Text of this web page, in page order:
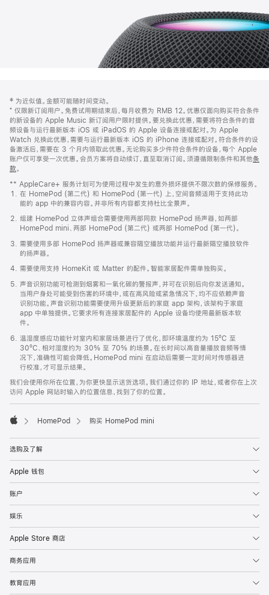
页
页
脚
注
‡ 为近似值。金额可能随时间变动。
⁺ 仅限新订阅用户。免费试用期结束后，每月收费为 RMB 12。优惠仅面向购买符合条件
的新设备的 Apple Music 新订阅用户限时提供。要兑换此优惠，需要将符合条件的音
频设备与运行最新版本 iOS 或 iPadOS 的 Apple 设备连接或配对。为 Apple
Watch 兑换此优惠，需要与运行最新版本 iOS 的 iPhone 连接或配对。符合条件的设
备激活后，需要在 3 个月内领取此优惠。无论购买多少件符合条件的设备，每个 Apple
账户仅可享受一次优惠。会员方案将自动续订，直至取消订阅。须遵循限制条件和其他条
款。
窗
口
中
打
开)
** AppleCare+ 服务计划可为使用过程中发生的意外损坏提供不限次数的保修服务。
在 HomePod (第二代) 和 HomePod (第一代) 上，空间音频适用于支持此功
能的 app 中的兼容内容。并非所有内容都支持杜比全景声。
组建 HomePod 立体声组合需要使用两部同款 HomePod 扬声器，如两部
HomePod mini、两部 HomePod (第二代) 或两部 HomePod (第一代)。
需要使用多部 HomePod 扬声器或兼容隔空播放功能并运行最新隔空播放软件
的扬声器。
需要使用支持 HomeKit 或 Matter 的配件。智能家居配件需单独购买。
声音识别功能可检测到烟雾和一氧化碳的警报声，并可在识别后向你发送通知。
当用户身处可能受到伤害的环境中，或在高风险或紧急情况下，均不应依赖声音
识别功能。声音识别功能需要使用升级更新后的家庭 app 架构，该架构于家庭
app 中单独提供。它要求所有连接家居配件的 Apple 设备均使用最新版本软
件。
温湿度感应功能针对室内和家居场景进行了优化，即环境温度约为 15ºC 至
30ºC、相对湿度约为 30% 至 70% 的场景。在长时间以高音量播放音频等情
况下，准确性可能会降低。HomePod mini 在启动后需要一定时间对传感器进
行校准，才可显示结果。
我们会使用你所在位置，为你更快显示送货选项。我们通过你的 IP 地址，或者你在上次
访问 Apple 网站时输入的位置信息，找到了你的位置。
HomePod 购买 HomePod mini
选购及了解
Apple 钱包
账户
娱乐
Apple Store 商店
商务应用
教育应用